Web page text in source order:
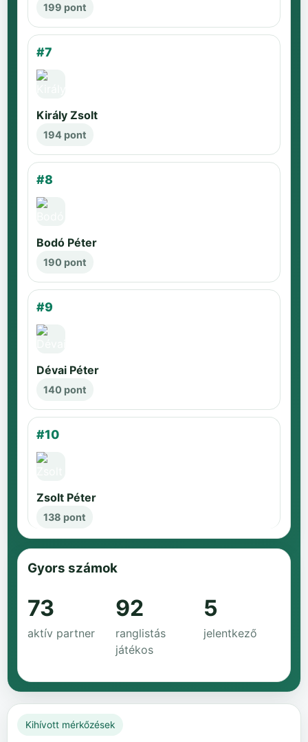
199 pont
#7
Király Zsolt
194 pont
#8
Bodó Péter
190 pont
#9
Dévai Péter
140 pont
#10
Zsolt Péter
138 pont
Gyors számok
73
aktív partner
92
ranglistás
játékos
5
jelentkező
Kihívott mérkőzések